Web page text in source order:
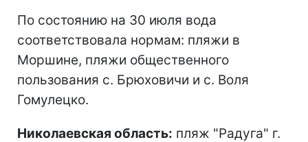
По состоянию на 30 июля вода
соответствовала нормам: пляжи в
Моршине, пляжи общественного
пользования с. Брюховичи и с. Воля
Гомулецко.
Николаевская область: пляж "Радуга" г.